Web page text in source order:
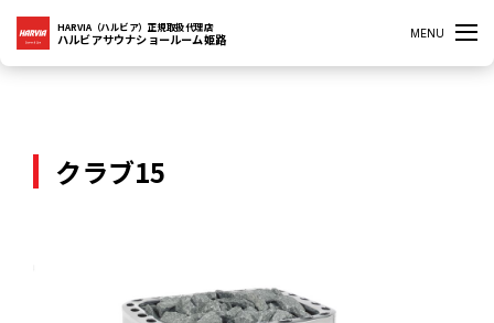
HARVIA（ハルビア）正規取扱代理店
ハルビアサウナショールーム姫路 MENU
クラブ15